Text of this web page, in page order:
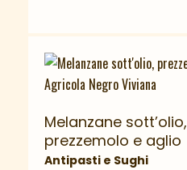
Melanzane sott’olio,
prezzemolo e aglio
Antipasti e Sughi